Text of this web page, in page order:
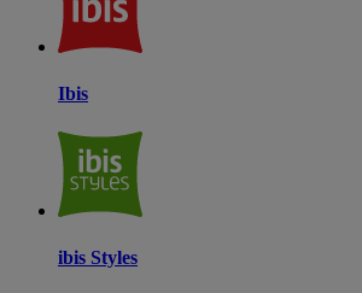
Ibis
ibis Styles